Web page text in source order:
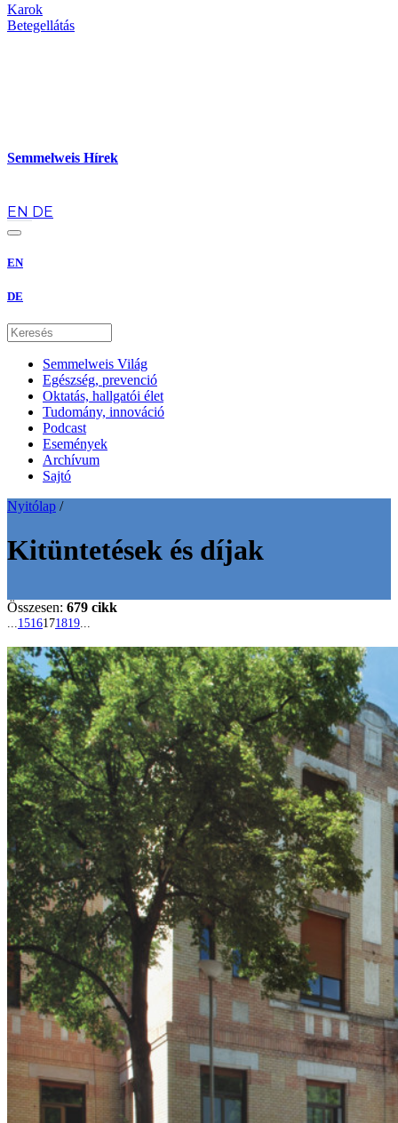
Karok
Betegellátás
Semmelweis Hírek
EN DE
EN
DE
Semmelweis Világ
Egészség, prevenció
Oktatás, hallgatói élet
Tudomány, innováció
Podcast
Események
Archívum
Sajtó
Nyitólap /
Kitüntetések és díjak
Összesen: 679 cikk
...1516171819...